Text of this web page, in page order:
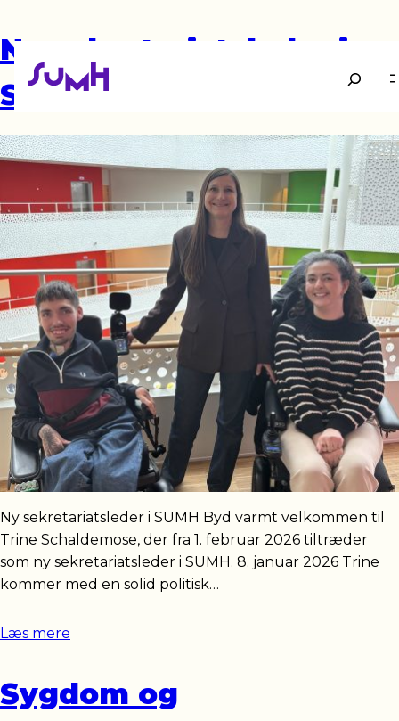
Søg
Ny sekretariatsleder i
SUMH
Ny sekretariatsleder i SUMH Byd varmt velkommen til
Trine Schaldemose, der fra 1. februar 2026 tiltræder
som ny sekretariatsleder i SUMH. 8. januar 2026 Trine
kommer med en solid politisk…
Læs mere
Sygdom og